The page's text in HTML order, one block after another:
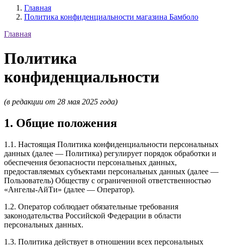
Главная
Политика конфиденциальности магазина Бамболо
Главная
Политика
конфиденциальности
(в редакции от 28 мая 2025 года)
1. Общие положения
1.1. Настоящая Политика конфиденциальности персональных
данных (далее — Политика) регулирует порядок обработки и
обеспечения безопасности персональных данных,
предоставляемых субъектами персональных данных (далее —
Пользователь) Обществу с ограниченной ответственностью
«Ангелы-АйТи» (далее — Оператор).
1.2. Оператор соблюдает обязательные требования
законодательства Российской Федерации в области
персональных данных.
1.3. Политика действует в отношении всех персональных